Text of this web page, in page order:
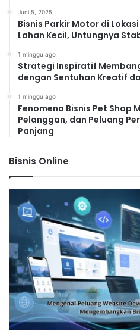
Juni 5, 2025
Bisnis Parkir Motor di
Lahan Kecil, Untungnya
1 minggu ago
Strategi Inspiratif
dengan Sentuhan Kreatif
1 minggu ago
Fenomena Bisnis Pet Shop
Pelanggan, dan Peluang
Panjang
Bisnis Online